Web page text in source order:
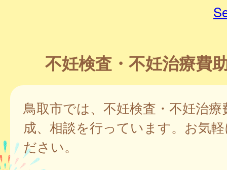
不妊検査・不妊治療費
鳥取市では、不妊検査・不妊治療
成、相談を行っています。お気
ださい。